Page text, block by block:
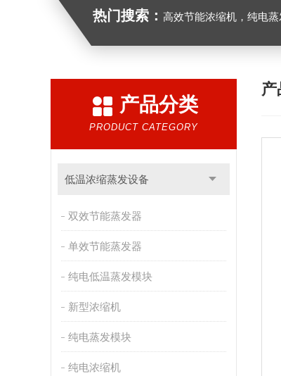
热门搜索： 高效节能浓缩机，纯电蒸
产品分类
PRODUCT CATEGORY
低温浓缩蒸发设备
双效节能蒸发器
单效节能蒸发器
纯电低温蒸发模块
新型浓缩机
纯电蒸发模块
纯电浓缩机